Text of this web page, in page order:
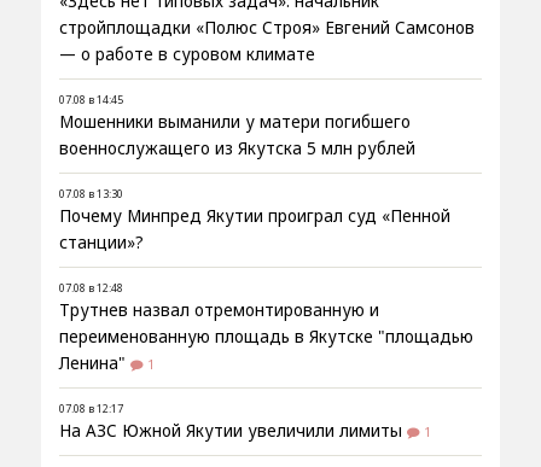
стройплощадки «Полюс Строя» Евгений Самсонов
— о работе в суровом климате
07.08 в 14:45
Мошенники выманили у матери погибшего
военнослужащего из Якутска 5 млн рублей
07.08 в 13:30
Почему Минпред Якутии проиграл суд «Пенной
станции»?
07.08 в 12:48
Трутнев назвал отремонтированную и
переименованную площадь в Якутске "площадью
Ленина"
1
07.08 в 12:17
На АЗС Южной Якутии увеличили лимиты 1